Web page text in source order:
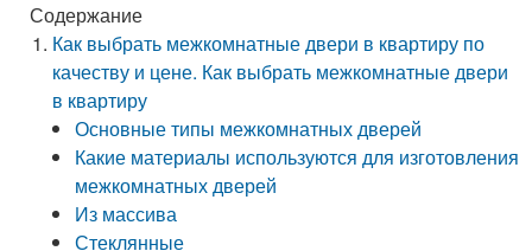
Содержание
Как выбрать межкомнатные двери в квартиру по
качеству и цене. Как выбрать межкомнатные двери
в квартиру
Основные типы межкомнатных дверей
Какие материалы используются для изготовления
межкомнатных дверей
Из массива
Стеклянные